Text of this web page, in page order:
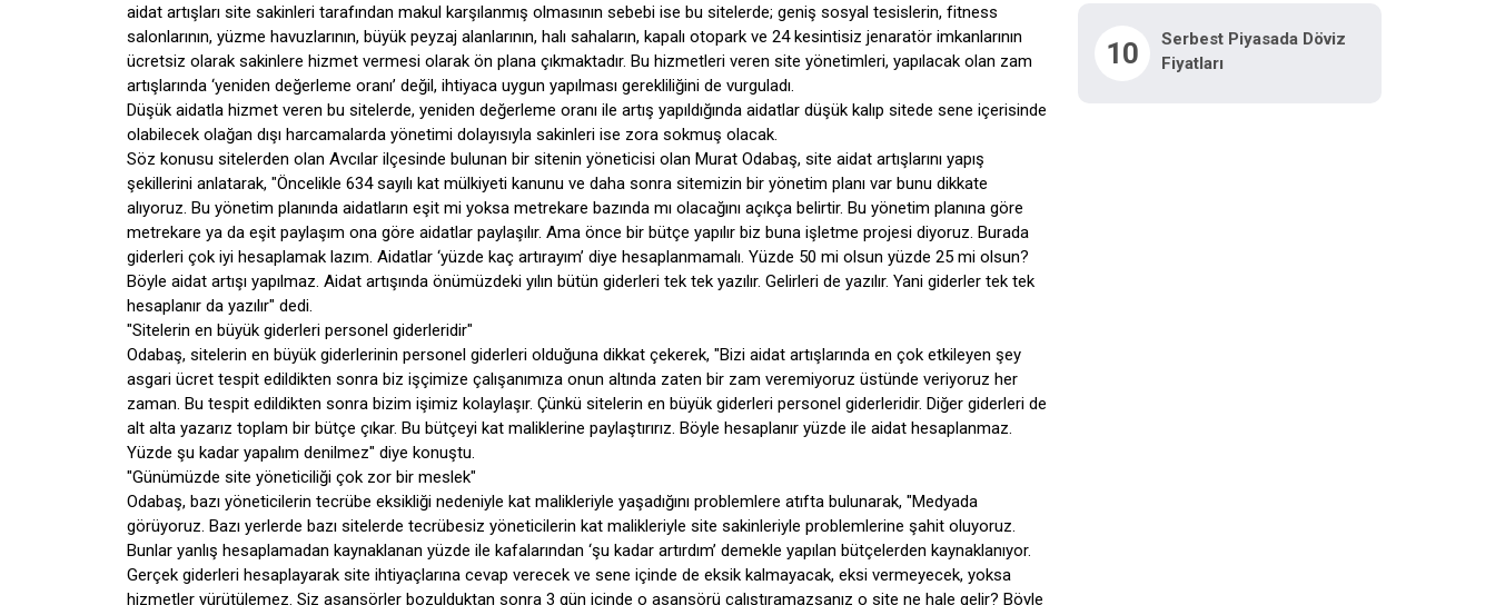
aidat artışları site sakinleri tarafından makul karşılanmış olmasının sebebi ise bu sitelerde; geniş sosyal tesislerin, fitness
salonlarının, yüzme havuzlarının, büyük peyzaj alanlarının, halı sahaların, kapalı otopark ve 24 kesintisiz jenaratör imkanlarının
ücretsiz olarak sakinlere hizmet vermesi olarak ön plana çıkmaktadır. Bu hizmetleri veren site yönetimleri, yapılacak olan zam
artışlarında ‘yeniden değerleme oranı’ değil, ihtiyaca uygun yapılması gerekliliğini de vurguladı.
Düşük aidatla hizmet veren bu sitelerde, yeniden değerleme oranı ile artış yapıldığında aidatlar düşük kalıp sitede sene içerisinde
olabilecek olağan dışı harcamalarda yönetimi dolayısıyla sakinleri ise zora sokmuş olacak.
Söz konusu sitelerden olan Avcılar ilçesinde bulunan bir sitenin yöneticisi olan Murat Odabaş, site aidat artışlarını yapış
şekillerini anlatarak, "Öncelikle 634 sayılı kat mülkiyeti kanunu ve daha sonra sitemizin bir yönetim planı var bunu dikkate
alıyoruz. Bu yönetim planında aidatların eşit mi yoksa metrekare bazında mı olacağını açıkça belirtir. Bu yönetim planına göre
metrekare ya da eşit paylaşım ona göre aidatlar paylaşılır. Ama önce bir bütçe yapılır biz buna işletme projesi diyoruz. Burada
giderleri çok iyi hesaplamak lazım. Aidatlar ‘yüzde kaç artırayım’ diye hesaplanmamalı. Yüzde 50 mi olsun yüzde 25 mi olsun?
Böyle aidat artışı yapılmaz. Aidat artışında önümüzdeki yılın bütün giderleri tek tek yazılır. Gelirleri de yazılır. Yani giderler tek tek
hesaplanır da yazılır" dedi.
"Sitelerin en büyük giderleri personel giderleridir"
Odabaş, sitelerin en büyük giderlerinin personel giderleri olduğuna dikkat çekerek, "Bizi aidat artışlarında en çok etkileyen şey
asgari ücret tespit edildikten sonra biz işçimize çalışanımıza onun altında zaten bir zam veremiyoruz üstünde veriyoruz her
zaman. Bu tespit edildikten sonra bizim işimiz kolaylaşır. Çünkü sitelerin en büyük giderleri personel giderleridir. Diğer giderleri de
alt alta yazarız toplam bir bütçe çıkar. Bu bütçeyi kat maliklerine paylaştırırız. Böyle hesaplanır yüzde ile aidat hesaplanmaz.
Yüzde şu kadar yapalım denilmez" diye konuştu.
"Günümüzde site yöneticiliği çok zor bir meslek"
Odabaş, bazı yöneticilerin tecrübe eksikliği nedeniyle kat malikleriyle yaşadığını problemlere atıfta bulunarak, "Medyada
görüyoruz. Bazı yerlerde bazı sitelerde tecrübesiz yöneticilerin kat malikleriyle site sakinleriyle problemlerine şahit oluyoruz.
Bunlar yanlış hesaplamadan kaynaklanan yüzde ile kafalarından ‘şu kadar artırdım’ demekle yapılan bütçelerden kaynaklanıyor.
Gerçek giderleri hesaplayarak site ihtiyaçlarına cevap verecek ve sene içinde de eksik kalmayacak, eksi vermeyecek, yoksa
hizmetler yürütülemez. Siz asansörler bozulduktan sonra 3 gün içinde o asansörü çalıştıramazsanız o site ne hale gelir? Böyle
10
Serbest Piyasada Döviz
Fiyatları